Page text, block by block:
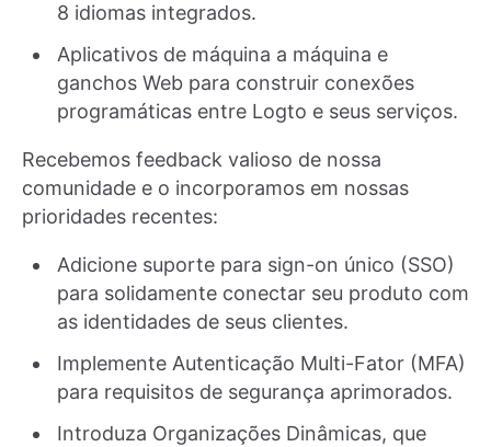
8 idiomas integrados.
Aplicativos de máquina a máquina e
ganchos Web para construir conexões
programáticas entre Logto e seus serviços.
Recebemos feedback valioso de nossa
comunidade e o incorporamos em nossas
prioridades recentes:
Adicione suporte para sign-on único (SSO)
para solidamente conectar seu produto com
as identidades de seus clientes.
Implemente Autenticação Multi-Fator (MFA)
para requisitos de segurança aprimorados.
Introduza Organizações Dinâmicas, que